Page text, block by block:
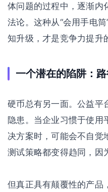
体问题的过程中，逐渐内
法论。这种从“会用手电
知升级，才是竞争力提升
一个潜在的陷阱：
硬币总有另一面。公益平
隐患。当企业习惯于使用
决方案时，可能会不自觉
测试策略都变得趋同，因
但真正具有颠覆性的产品